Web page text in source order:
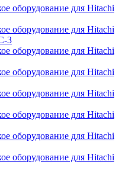
оборудование для Hitachi
оборудование для Hitachi
3
оборудование для Hitachi
оборудование для Hitachi
оборудование для Hitachi
оборудование для Hitachi
оборудование для Hitachi
оборудование для Hitachi